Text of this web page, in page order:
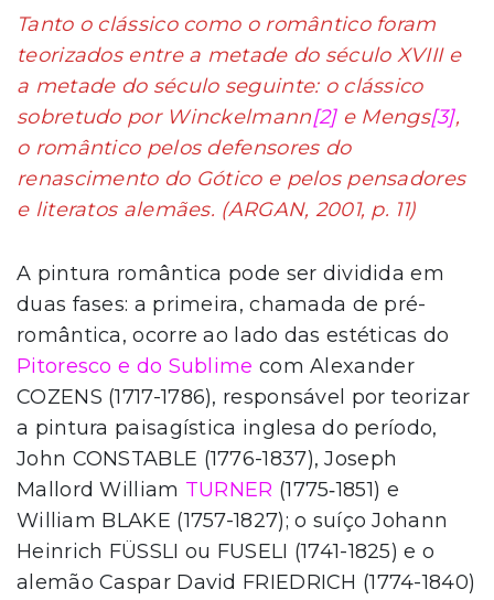
Tanto o clássico como o romântico foram
teorizados entre a metade do século XVIII e
a metade do século seguinte: o clássico
sobretudo por Winckelmann[2]e Mengs[3],
o romântico pelos defensores do
renascimento do Gótico e pelos pensadores
e literatos alemães. (ARGAN, 2001, p. 11)
A pintura romântica pode ser dividida em
duas fases: a primeira, chamada de pré-
romântica, ocorre ao lado das estéticas do
Pitoresco e do Sublime com Alexander
COZENS (1717-1786), responsável por teorizar
a pintura paisagística inglesa do período,
John CONSTABLE (1776-1837), Joseph
Mallord William TURNER (1775‑1851) e
William BLAKE (1757-1827); o suíço Johann
Heinrich FÜSSLI ou FUSELI (1741-1825) e o
alemão Caspar David FRIEDRICH (1774-1840)